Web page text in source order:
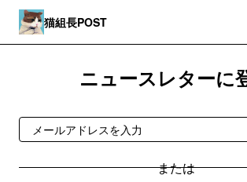
猫組長POST
ニュースレターに